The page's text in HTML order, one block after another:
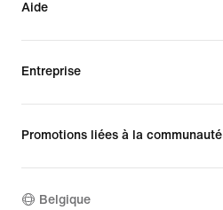
Aide
Entreprise
Promotions liées à la communauté
Belgique